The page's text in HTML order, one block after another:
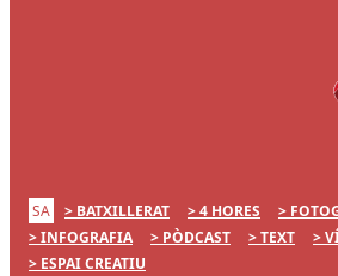
SA BATXILLERAT 4 HORES
INFOGRAFIA
PÒDCAST TEXT
ESPAI CREATIU